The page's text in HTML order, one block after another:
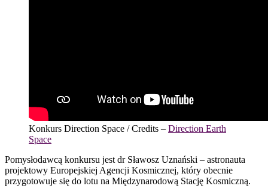
Konkurs Direction Space / Credits – Direction Earth
Space
Pomysłodawcą konkursu jest dr Sławosz Uznański – astronauta
projektowy Europejskiej Agencji Kosmicznej, który obecnie
przygotowuje się do lotu na Międzynarodową Stację Kosmiczną.